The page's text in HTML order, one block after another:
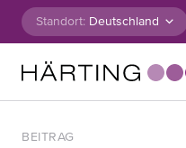
Zum Inhalt springen
Standort:
BEITRAG